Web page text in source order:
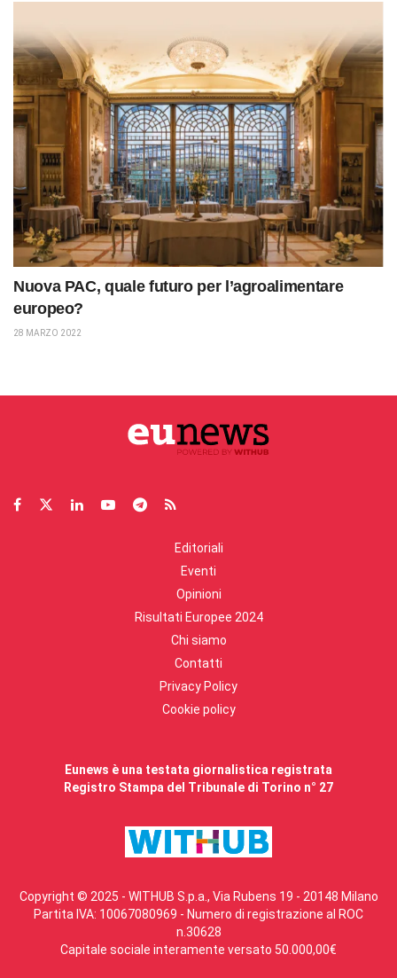
Nuova PAC, quale futuro per l’agroalimentare
europeo?
28 MARZO 2022
Editoriali
Eventi
Opinioni
Risultati Europee 2024
Chi siamo
Contatti
Privacy Policy
Cookie policy
Eunews è una testata giornalistica registrata
Registro Stampa del Tribunale di Torino n° 27
Copyright © 2025 - WITHUB S.p.a., Via Rubens 19 - 20148 Milano
Partita IVA: 10067080969 - Numero di registrazione al ROC
n.30628
Capitale sociale interamente versato 50.000,00€